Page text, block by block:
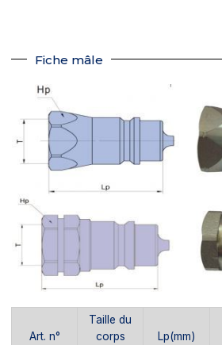
Fiche mâle
Art. n°
Taille du
corps
Lp(mm)